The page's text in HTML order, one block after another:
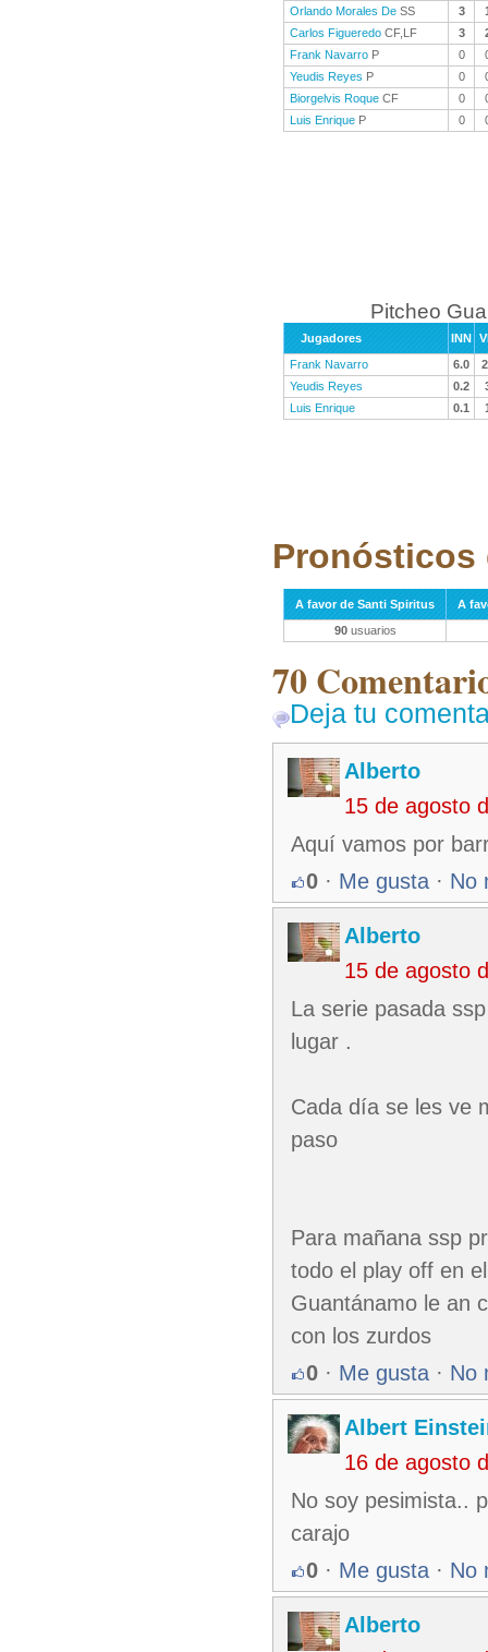
Orlando Morales De SS 3
Carlos Figueredo CF,LF 3
Frank Navarro P 0
Yeudis Reyes P 0
Biorgelvis Roque CF 0
Luis Enrique P 0
Pitcheo
Jugadores INN
Frank Navarro
6.0
Yeudis Reyes
0.2
Luis Enrique
0.1
Pronósticos
A favor de Santi Spiritus
A
90usuarios
70
Deja tu
Alberto
15 de agosto
Aquí vamos por
0 · Me gusta · No
Alberto
15 de agosto
La serie pasada
lugar .
Cada día se les ve
paso
Para mañana ssp
todo el play off en
Guantánamo le an
con los zurdos
0 · Me gusta · No
Albert
16 de agosto
No soy pesimista..
carajo
0 · Me gusta · No
Alberto